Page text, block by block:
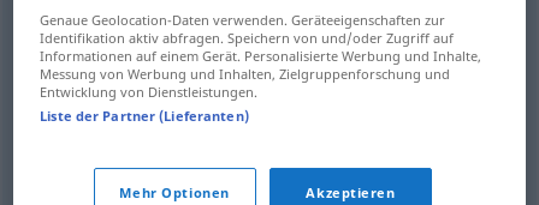
radioaktive Strahlung
radioactive radiation
fotochemische Strahlung
schwarze Strahlung
Genaue Geolocation-Daten verwenden. Geräteeigenschaften zur
Identifikation aktiv abfragen. Speichern von und/oder Zugriff auf
Informationen auf einem Gerät. Personalisierte Werbung und Inhalte,
Messung von Werbung und Inhalten, Zielgruppenforschung und
Entwicklung von Dienstleistungen.
Liste der Partner (Lieferanten)
Mehr Optionen Akzeptieren